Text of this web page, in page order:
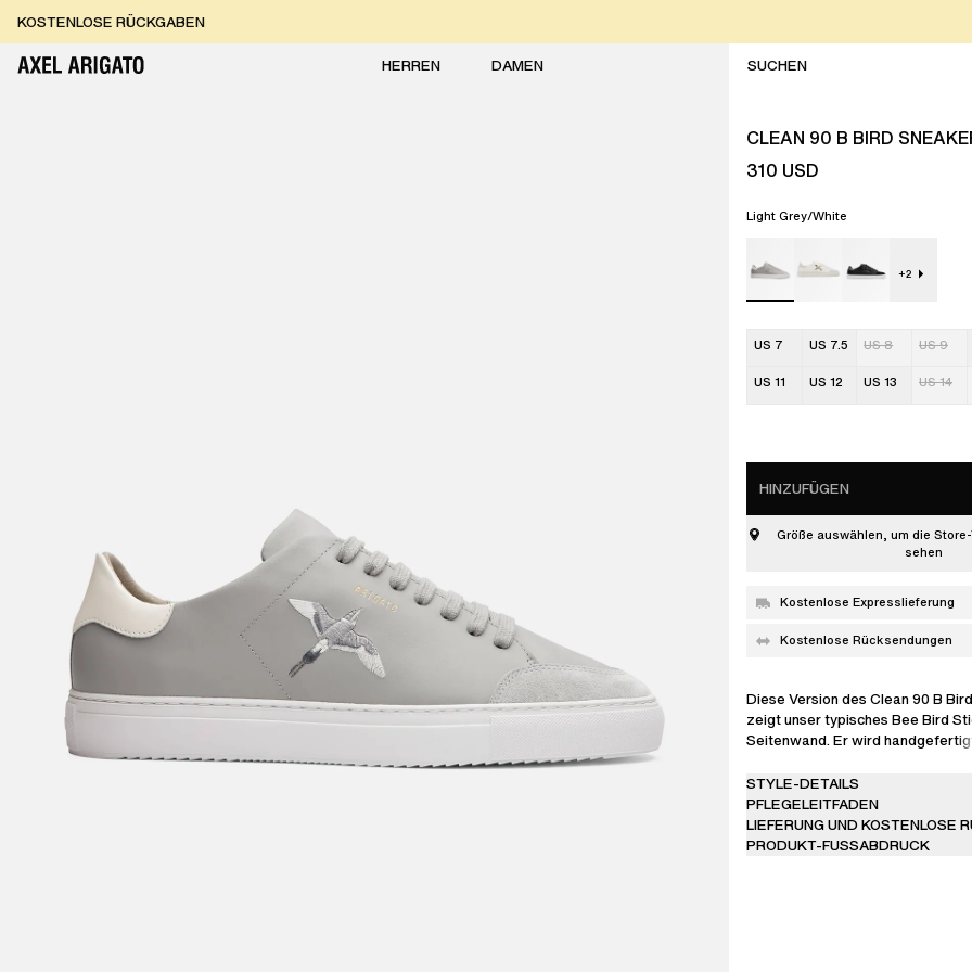
Zum Inhalt springen
KOSTENLOSE RÜCKGABEN
KOSTENLOSE EXPRESSLIEFERUNG
HERREN
DAMEN
CLEAN 90 B BIRD
310 USD
Light Grey/White
+2
US 7 US 7.5 US 8 US 9
US 11 US 12 US 13 US 14
HINZUFÜGEN
Größe auswählen, um die
sehen
Kostenlose Expresslieferung
Kostenlose Rücksendungen
Diese Version des Clean 90 B
zeigt unser typisches Bee Bird
Seitenwand. Er wird
Mikrofaser und Polyester
Signature-Modell steht auf
die Obermaterialien genäht und
erhöhte Haltbarkeit.
STYLE-DETAILS
PFLEGELEITFADEN
LIEFERUNG UND KOSTENLOSE
PRODUKT-FUSSABDRUCK